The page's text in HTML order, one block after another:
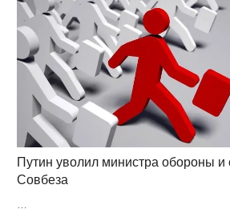
Путин уволил министра обороны и
Совбеза
…